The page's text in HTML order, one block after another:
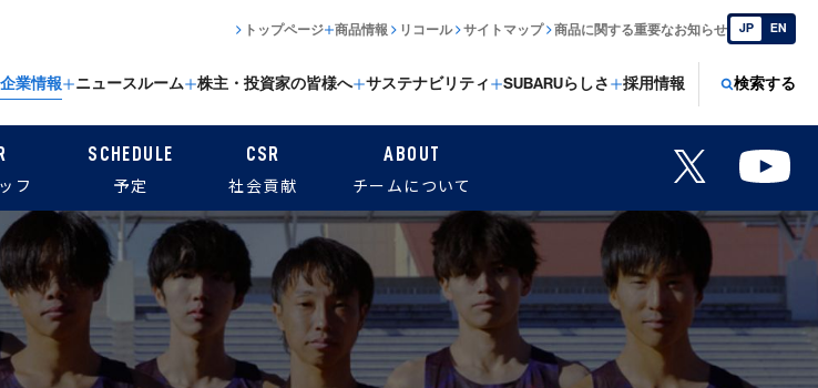
企業情報 ニュースルーム 株主・投資家の皆様へ サステナビリティ SUBARUらしさ 採用情報 検索する
トップページ 商品情報 リコール サイトマップ 商品に関する重要なお知らせ JP EN
フ
SCHEDULE
予定
CSR
社会貢献
ABOUT
チームについて